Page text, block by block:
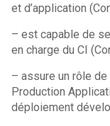
et d’application
– est capable de
en charge du CI
– assure un rôle
Production
déploiement